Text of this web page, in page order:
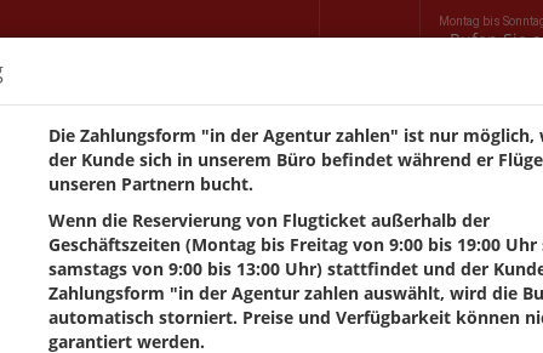
Montag bis
Rufen Sie
AUTOMIETE
von Reisen ab, außer
verschoben werden
Die Zahlungsform "in der Agentur zahlen" ist nur möglich,
der Kunde sich in unserem Büro befindet während er
unseren Partnern bucht.
Wenn die Reservierung von Flugticket außerhalb der
Geschäftszeiten (Montag bis Freitag von 9:00 bis 19:00 Uhr
samstags von 9:00 bis 13:00 Uhr) stattfindet und der
Zahlungsform "in der Agentur zahlen auswählt, wird die
automatisch storniert. Preise und Verfügbarkeit können
garantiert werden.